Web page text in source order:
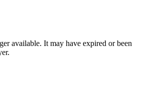
available. It may have expired or been